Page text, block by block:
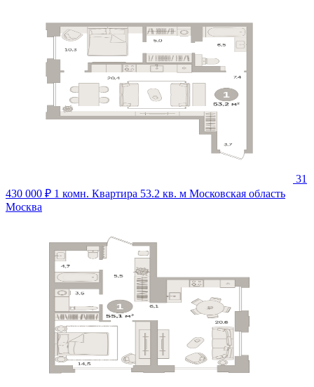
31
430 000 ₽ 1 комн. Квартира 53.2 кв. м Московская область
Москва